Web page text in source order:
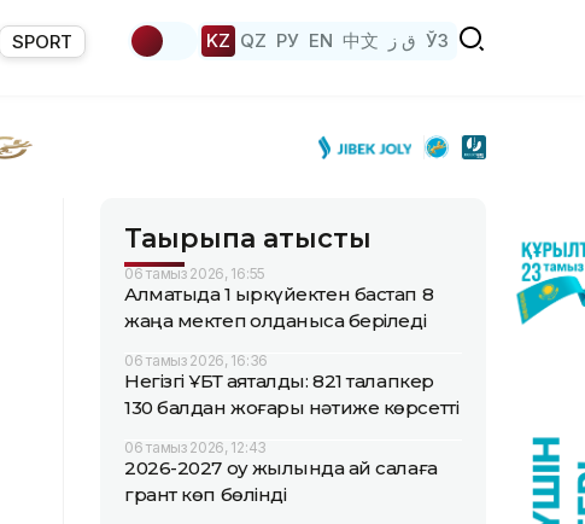
SPORT KZ QZ РУ EN 中文 ق ز ЎЗ
Тақырыпқа қатысты
06 тамыз 2026, 16:55
Алматыда 1 қыркүйектен бастап 8
жаңа мектеп қолданысқа беріледі
06 тамыз 2026, 16:36
Негізгі ҰБТ аяқталды: 821 талапкер
130 балдан жоғары нәтиже көрсетті
06 тамыз 2026, 12:43
2026-2027 оқу жылында қай салаға
грант көп бөлінді